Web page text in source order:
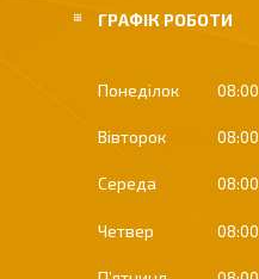
ГРАФІК РОБОТИ
Понеділок 08:00
Вівторок 08:00
Середа 08:00
Четвер 08:00